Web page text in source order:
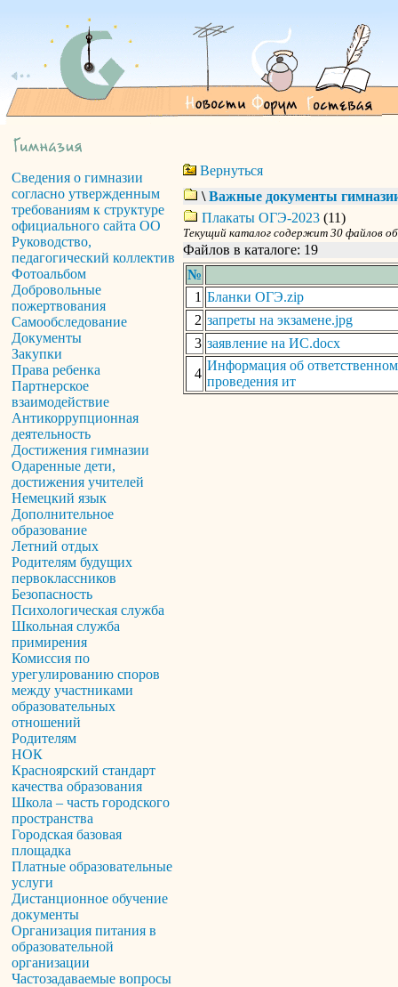
Сведения о гимназии
согласно утвержденным
требованиям к структуре
официального сайта ОО
Руководство,
педагогический коллектив
Фотоальбом
Добровольные
пожертвования
Самообследование
Документы
Закупки
Права ребенка
Партнерское
взаимодействие
Антикоррупционная
деятельность
Достижения гимназии
Одаренные дети,
достижения учителей
Немецкий язык
Дополнительное
образование
Летний отдых
Родителям будущих
первоклассников
Безопасность
Психологическая служба
Школьная служба
примирения
Комиссия по
урегулированию споров
между участниками
образовательных
отношений
Родителям
НОК
Красноярский стандарт
качества образования
Школа – часть городского
пространства
Городская базовая
площадка
Платные образовательные
услуги
Дистанционное обучение
документы
Организация питания в
образовательной
организации
Частозадаваемые вопросы
Вернуться
\Важные документы
Плакаты ОГЭ-2023 (11)
Текущий каталог содержит 30 файлов
Файлов в каталоге: 19
№
1 Бланки ОГЭ.zip
2 запреты на экзамене.jpg
3 заявление на ИС.docx
4
Информация об
проведения ит